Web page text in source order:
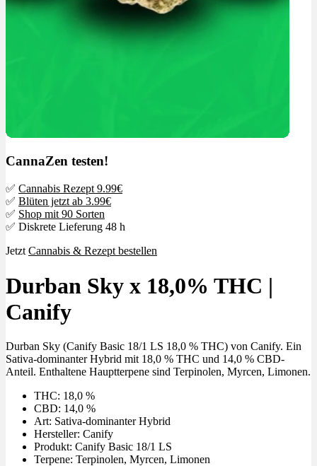
CannaZen testen!
✅ Cannabis Rezept 9.99€
✅ Blüten jetzt ab 3.99€
✅ Shop mit 90 Sorten
✅ Diskrete Lieferung 48 h
Jetzt Cannabis & Rezept bestellen
Durban Sky x 18,0% THC |
Canify
Durban Sky (Canify Basic 18/1 LS 18,0 % THC) von Canify. Ein
Sativa-dominanter Hybrid mit 18,0 % THC und 14,0 % CBD-
Anteil. Enthaltene Hauptterpene sind Terpinolen, Myrcen, Limonen.
THC: 18,0 %
CBD: 14,0 %
Art: Sativa-dominanter Hybrid
Hersteller: Canify
Produkt: Canify Basic 18/1 LS
Terpene: Terpinolen, Myrcen, Limonen